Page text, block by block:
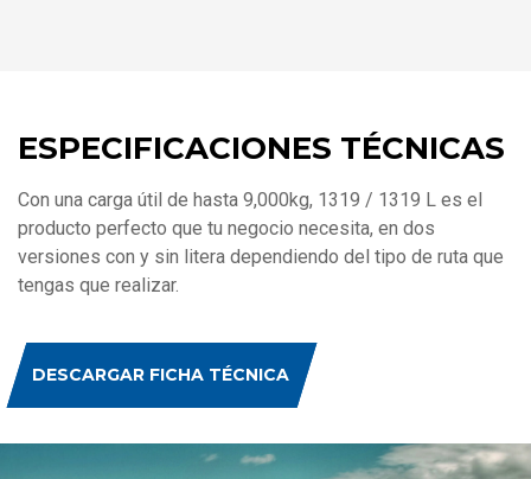
ESPECIFICACIONES TÉCNICAS
Con una carga útil de hasta 9,000kg, 1319 / 1319 L es el
producto perfecto que tu negocio necesita, en dos
versiones con y sin litera dependiendo del tipo de ruta que
tengas que realizar.
DESCARGAR FICHA TÉCNICA